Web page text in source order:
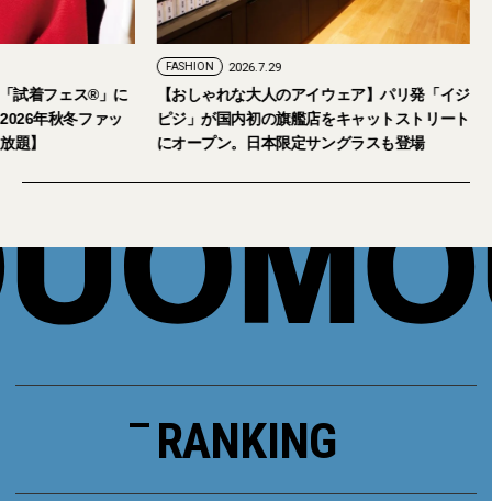
2026年9月5日・6日開催。「試着フェス®︎」に
読者の皆さまをご招待。【2026年秋冬ファッ
ション＆美容アイテム試し放題】
【おしゃれな大人
ピジ」が国内初の
にオープン。日本
RANKING